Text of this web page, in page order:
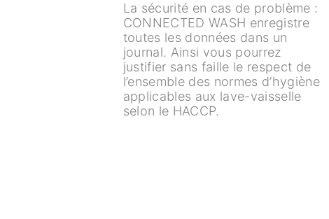
La sécurité en cas de problème :
CONNECTED WASH enregistre
toutes les données dans un
journal. Ainsi vous pourrez
justifier sans faille le respect de
l’ensemble des normes d’hygiène
applicables aux lave-vaisselle
selon le HACCP.